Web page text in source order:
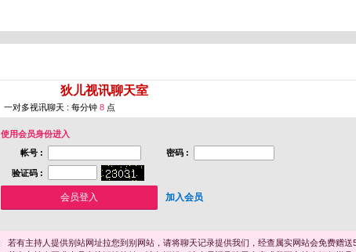
狄儿视讯聊天室
一对多视讯聊天 : 每分钟 8 点
使用会员身份进入
帐号 :
密码 :
验证码 :
加入会员
若有主持人提供别站网址拉您到别网站，请将聊天记录提供我们，经查属实网站会免费赠送